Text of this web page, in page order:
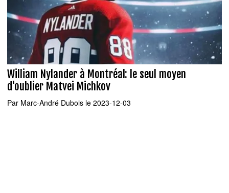
William Nylander à Montréal: le seul moyen
d'oublier Matvei Michkov
Par Marc-André Dubois le 2023-12-03